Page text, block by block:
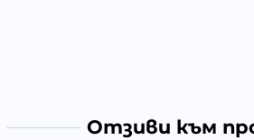
Отзиви към